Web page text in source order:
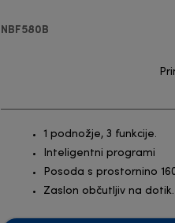
NBF580B
1 podnožje, 3 funkcije.
Inteligentni programi
Posoda s prostornino
Zaslon občutljiv na dotik.